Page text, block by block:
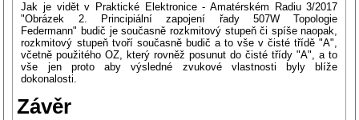
Jak je vidět v Praktické Elektronice - Amatérském Radiu 3/2017
"Obrázek 2. Principiální zapojení řady 507W Topologie
Federmann" budič je současně rozkmitový stupeň či spíše naopak,
rozkmitový stupeň tvoří současně budič a to vše v čisté třídě "A",
včetně použitého OZ, který rovněž posunut do čisté třídy "A", a to
vše jen proto aby výsledné zvukové vlastnosti byly blíže
dokonalosti.
Závěr